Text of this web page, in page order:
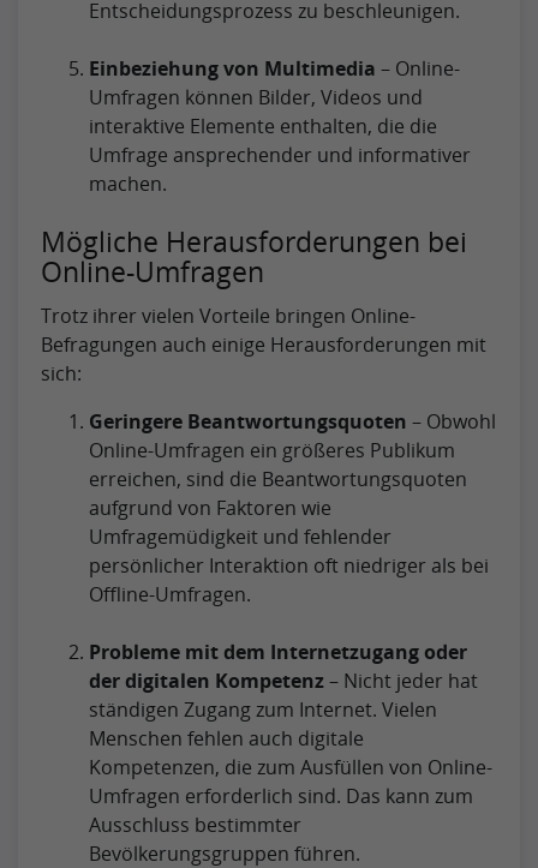
Entscheidungsprozess zu beschleunigen.
Einbeziehung von Multimedia – Online-
Umfragen können Bilder, Videos und
interaktive Elemente enthalten, die die
Umfrage ansprechender und informativer
machen.
Mögliche Herausforderungen bei
Online-Umfragen
Trotz ihrer vielen Vorteile bringen Online-
Befragungen auch einige Herausforderungen mit
sich:
Geringere Beantwortungsquoten – Obwohl
Online-Umfragen ein größeres Publikum
erreichen, sind die Beantwortungsquoten
aufgrund von Faktoren wie
Umfragemüdigkeit und fehlender
persönlicher Interaktion oft niedriger als bei
Offline-Umfragen.
Probleme mit dem Internetzugang oder
der digitalen Kompetenz– Nicht jeder hat
ständigen Zugang zum Internet. Vielen
Menschen fehlen auch digitale
Kompetenzen, die zum Ausfüllen von Online-
Umfragen erforderlich sind. Das kann zum
Ausschluss bestimmter
Bevölkerungsgruppen führen.